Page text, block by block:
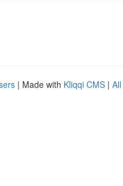
| Made with Kliqqi CMS |